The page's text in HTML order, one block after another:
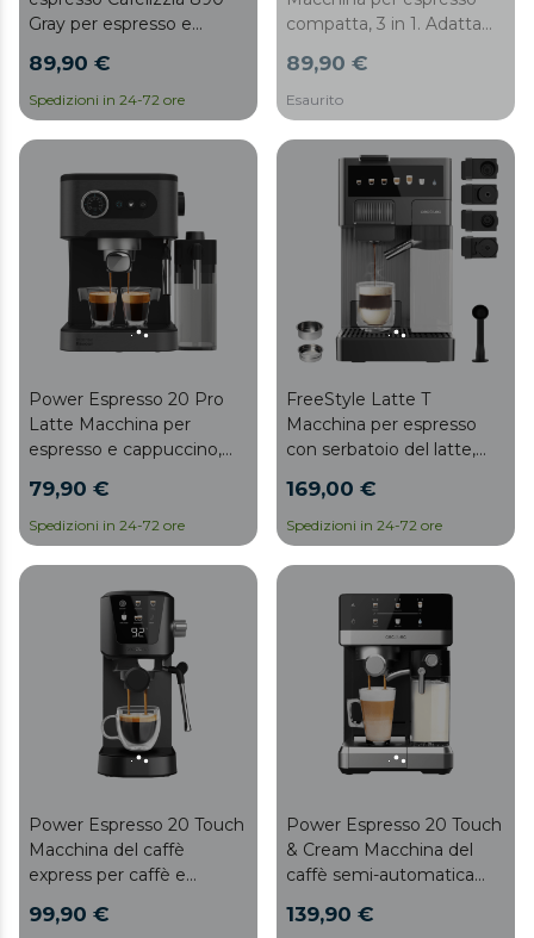
Gray per espresso e
sistema di rapido
riscaldamento mediante
Thermoblock, 20 bar,
caffè, vaporizzatore
orientabile e canale
d’acqua per infusi.
89,90 €
Spedizioni in 24-72 ore
compatta, 3 in 1. Adatta
Gusto e Nespresso.
89,90 €
Esaurito
Power Espresso 20 Pro
Latte Macchina per
espresso e cappuccino,
montalatte regolabile.
79,90 €
Spedizioni in 24-72 ore
FreeStyle Latte T
Macchina per espresso
con serbatoio del latte,
per caffè macinato, Dolce
Gusto, Nespresso e K-fee.
169,00 €
Spedizioni in 24-72 ore
Power Espresso 20 Touch
Macchina del caffè
express per caffè e
vaporizzatore orientabile.
99,90 €
Power Espresso 20 Touch
& Cream Macchina del
caffè semi-automatica
latte.
139,90 €